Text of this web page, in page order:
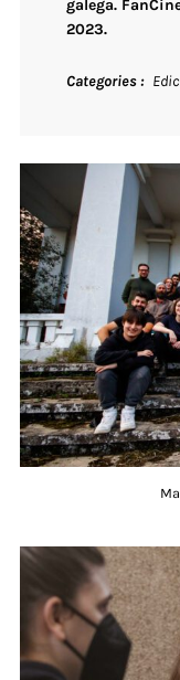
galega.
2023.
Categories